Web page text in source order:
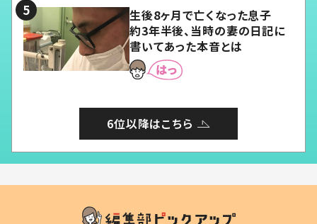
生後8ヶ月で亡くなった息子
約3年半後、当時の妻の日記に
書いてあった本音とは
6位以降はこちら